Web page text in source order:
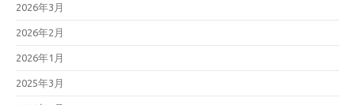
2026年3月
2026年2月
2026年1月
2025年3月